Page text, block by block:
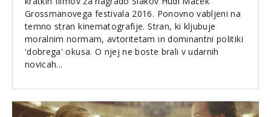
Grossmanovega festivala 2016. Ponovno vabljeni na
temno stran kinematografije. Stran, ki kljubuje
moralnim normam, avtoritetam in dominantni politiki
'dobrega' okusa. O njej ne boste brali v udarnih
novicah...